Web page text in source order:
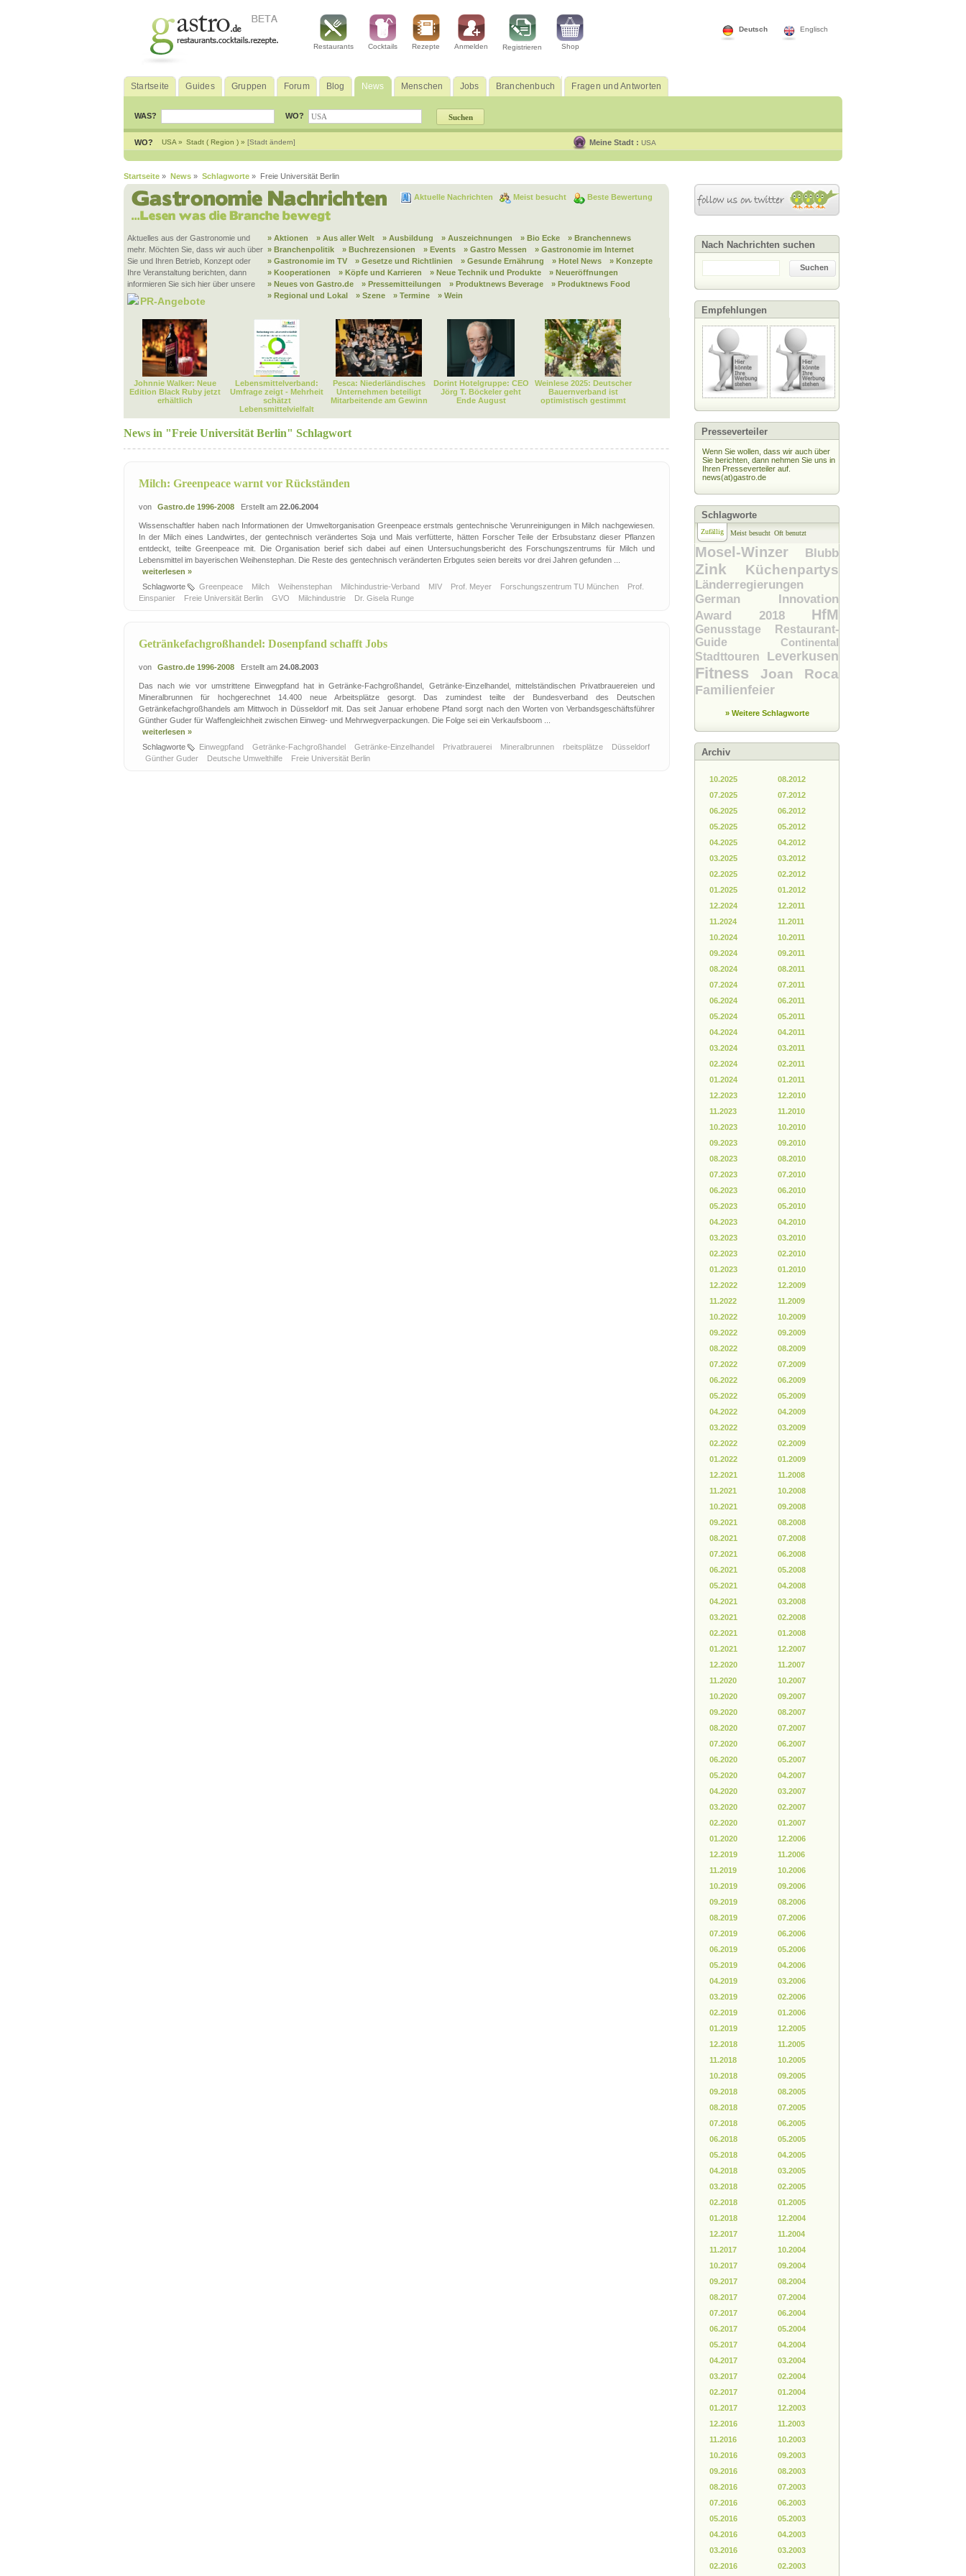
Englisch
Deutsch
Restaurants Cocktails Rezepte Anmelden Registrieren Shop
Startseite Guides Gruppen Forum Blog News Menschen Jobs Branchenbuch Fragen und Antworten
WAS? WO?
WO? USA » Stadt ( Region ) » [Stadt ändern] Meine Stadt : USA
Startseite » News » Schlagworte » Freie Universität Berlin
Aktuelle Nachrichten Meist besucht Beste Bewertung
Aktuelles aus der Gastronomie und
mehr. Möchten Sie, dass wir auch über
Sie und Ihren Betrieb, Konzept oder
Ihre Veranstaltung berichten, dann
informieren Sie sich hier über unsere
PR-Angebote
» Aktionen » Aus aller Welt » Ausbildung » Auszeichnungen » Bio Ecke
» Branchennews
» Branchenpolitik
» Buchrezensionen » Events » Gastro Messen
» Gastronomie im Internet
» Gastronomie im TV
» Gesetze und Richtlinien » Gesunde Ernährung » Hotel News
» Konzepte
» Kooperationen
» Köpfe und Karrieren » Neue Technik und Produkte
» Neueröffnungen
» Neues von Gastro.de
» Pressemitteilungen » Produktnews Beverage
» Produktnews Food
» Regional und Lokal
» Szene » Termine » Wein
Johnnie Walker: Neue
Edition Black Ruby jetzt
erhältlich
Lebensmittelverband:
Umfrage zeigt - Mehrheit
schätzt
Lebensmittelvielfalt
Pesca: Niederländisches
Unternehmen beteiligt
Mitarbeitende am Gewinn
Dorint Hotelgruppe: CEO
Jörg T. Böckeler geht
Ende August
Weinlese 2025: Deutscher
Bauernverband ist
optimistisch gestimmt
News in "Freie Universität Berlin" Schlagwort
Milch: Greenpeace warnt vor Rückständen
von Gastro.de 1996-2008 Erstellt am 22.06.2004
Wissenschaftler haben nach Informationen der Umweltorganisation Greenpeace erstmals gentechnische Verunreinigungen in Milch nachgewiesen.
In der Milch eines Landwirtes, der gentechnisch verändertes Soja und Mais verfütterte, hätten Forscher Teile der Erbsubstanz dieser Pflanzen
entdeckt, teilte Greenpeace mit. Die Organisation berief sich dabei auf einen Untersuchungsbericht des Forschungszentrums für Milch und
Lebensmittel im bayerischen Weihenstephan. Die Reste des gentechnisch veränderten Erbgutes seien bereits vor drei Jahren gefunden ...
weiterlesen »
Schlagworte
Greenpeace Milch Weihenstephan Milchindustrie-Verband MIV Prof. Meyer Forschungszentrum TU München
Prof.
Einspanier
Freie Universität Berlin GVO Milchindustrie Dr. Gisela Runge
Getränkefachgroßhandel: Dosenpfand schafft Jobs
von Gastro.de 1996-2008 Erstellt am 24.08.2003
Das nach wie vor umstrittene Einwegpfand hat in Getränke-Fachgroßhandel, Getränke-Einzelhandel, mittelständischen Privatbrauereien und
Mineralbrunnen für hochgerechnet 14.400 neue Arbeitsplätze gesorgt. Das zumindest teilte der Bundesverband des Deutschen
Getränkefachgroßhandels am Mittwoch in Düsseldorf mit. Das seit Januar erhobene Pfand sorgt nach den Worten von Verbandsgeschäftsführer
Günther Guder für Waffengleichheit zwischen Einweg- und Mehrwegverpackungen. Die Folge sei ein Verkaufsboom ...
weiterlesen »
Schlagworte
Einwegpfand Getränke-Fachgroßhandel Getränke-Einzelhandel Privatbrauerei Mineralbrunnen rbeitsplätze
Düsseldorf
Günther Guder
Deutsche Umwelthilfe Freie Universität Berlin
Nach Nachrichten suchen
Suchen
Empfehlungen
Presseverteiler
Wenn Sie wollen, dass wir auch über
Sie berichten, dann nehmen Sie uns in
Ihren Presseverteiler auf.
news(at)gastro.de
Schlagworte
Zufällig Meist besucht Oft benutzt
Mosel-Winzer Blubb
Zink Küchenpartys
Länderregierungen
German Innovation
Award 2018 HfM
Genusstage
Restaurant-
Guide Continental
Stadttouren Leverkusen
Fitness Joan Roca
Familienfeier
» Weitere Schlagworte
Archiv
10.2025
07.2025
06.2025
05.2025
04.2025
03.2025
02.2025
01.2025
12.2024
11.2024
10.2024
09.2024
08.2024
07.2024
06.2024
05.2024
04.2024
03.2024
02.2024
01.2024
12.2023
11.2023
10.2023
09.2023
08.2023
07.2023
06.2023
05.2023
04.2023
03.2023
02.2023
01.2023
12.2022
11.2022
10.2022
09.2022
08.2022
07.2022
06.2022
05.2022
04.2022
03.2022
02.2022
01.2022
12.2021
11.2021
10.2021
09.2021
08.2021
07.2021
06.2021
05.2021
04.2021
03.2021
02.2021
01.2021
12.2020
11.2020
10.2020
09.2020
08.2020
07.2020
06.2020
05.2020
04.2020
03.2020
02.2020
01.2020
12.2019
11.2019
10.2019
09.2019
08.2019
07.2019
06.2019
05.2019
04.2019
03.2019
02.2019
01.2019
12.2018
11.2018
10.2018
09.2018
08.2018
07.2018
06.2018
05.2018
04.2018
03.2018
02.2018
01.2018
12.2017
11.2017
10.2017
09.2017
08.2017
07.2017
06.2017
05.2017
04.2017
03.2017
02.2017
01.2017
12.2016
11.2016
10.2016
09.2016
08.2016
07.2016
05.2016
04.2016
03.2016
02.2016
08.2012
07.2012
06.2012
05.2012
04.2012
03.2012
02.2012
01.2012
12.2011
11.2011
10.2011
09.2011
08.2011
07.2011
06.2011
05.2011
04.2011
03.2011
02.2011
01.2011
12.2010
11.2010
10.2010
09.2010
08.2010
07.2010
06.2010
05.2010
04.2010
03.2010
02.2010
01.2010
12.2009
11.2009
10.2009
09.2009
08.2009
07.2009
06.2009
05.2009
04.2009
03.2009
02.2009
01.2009
11.2008
10.2008
09.2008
08.2008
07.2008
06.2008
05.2008
04.2008
03.2008
02.2008
01.2008
12.2007
11.2007
10.2007
09.2007
08.2007
07.2007
06.2007
05.2007
04.2007
03.2007
02.2007
01.2007
12.2006
11.2006
10.2006
09.2006
08.2006
07.2006
06.2006
05.2006
04.2006
03.2006
02.2006
01.2006
12.2005
11.2005
10.2005
09.2005
08.2005
07.2005
06.2005
05.2005
04.2005
03.2005
02.2005
01.2005
12.2004
11.2004
10.2004
09.2004
08.2004
07.2004
06.2004
05.2004
04.2004
03.2004
02.2004
01.2004
12.2003
11.2003
10.2003
09.2003
08.2003
07.2003
06.2003
05.2003
04.2003
03.2003
02.2003